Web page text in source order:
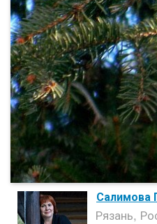
Салимова
Рязань,